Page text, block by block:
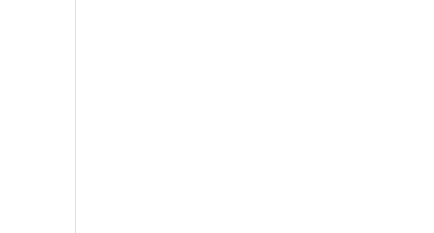
Brasil en Instagram
País Brasil en Twitter
El País Brasil en Facebook